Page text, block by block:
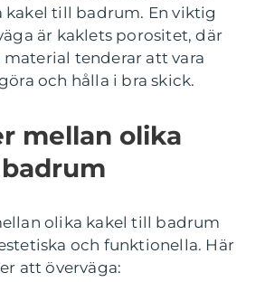
kakel till badrum. En viktig
är kaklets porositet, där
tenderar att vara
och hålla i bra skick.
mellan olika
olika kakel till badrum
och funktionella. Här
att överväga: